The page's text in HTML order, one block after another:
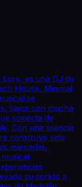
es una DJ de
House, Minimal
se
bajos con mucha
conecta de
Con una esencia
construye sets
marcadas,
su sonido a